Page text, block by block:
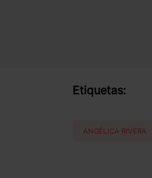
Etiquetas:
ANGÉLICA RIVERA